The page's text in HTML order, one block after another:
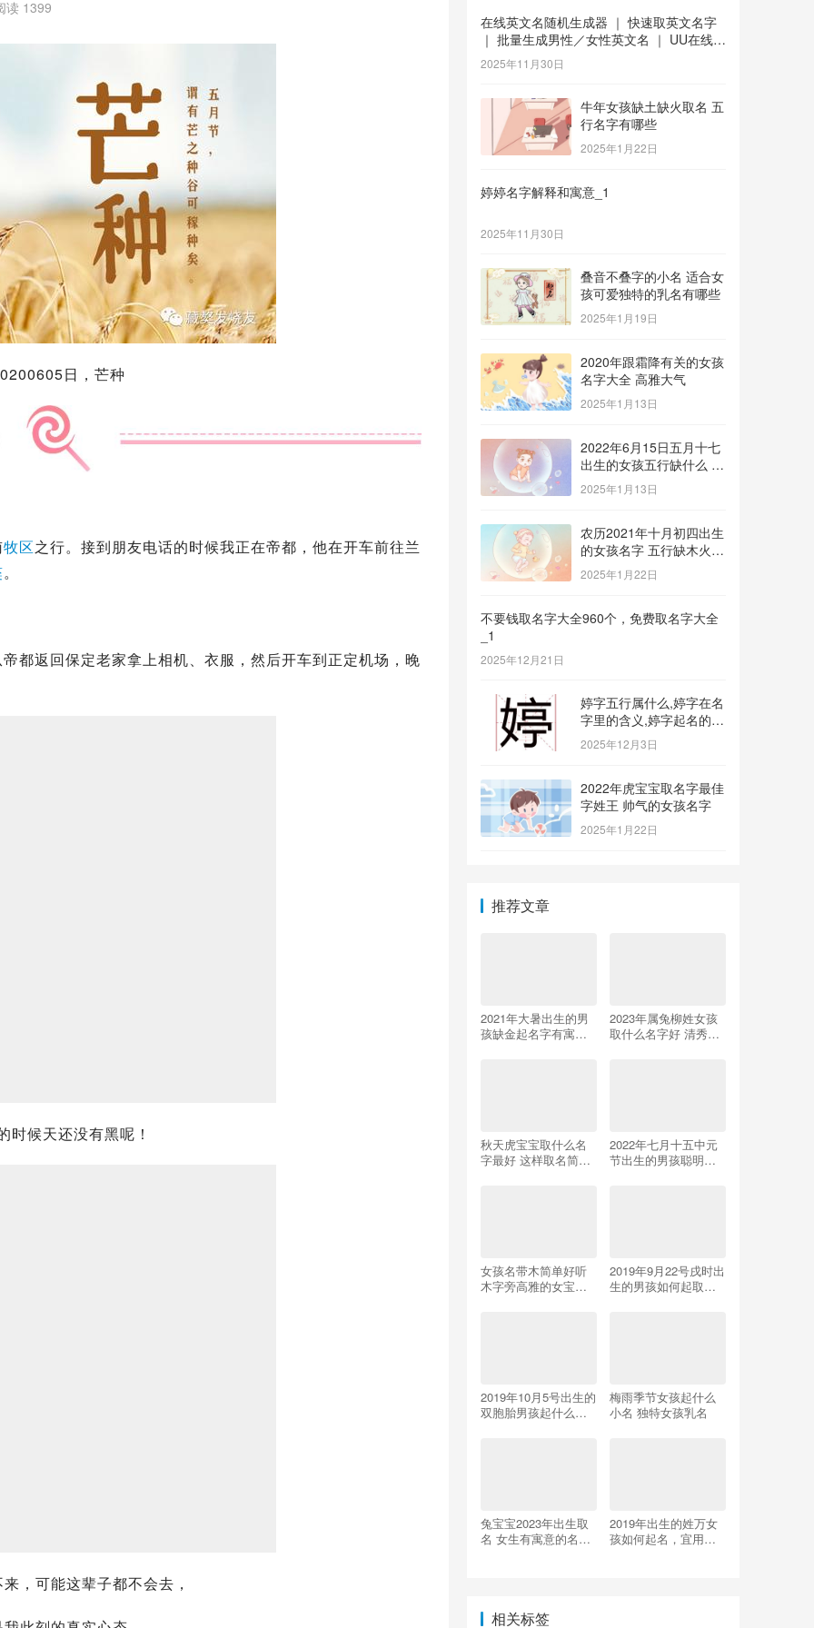
读 1399
日，芒种
牧区之行。接到朋友电话的时候我正在帝都，他在开车前往兰
。
都返回保定老家拿上相机、衣服，然后开车到正定机场 ，晚
滴：
在线英文名随机生成器 ｜ 快速取英文名字
｜ 批量生成男性／女性英文名 ｜ UU在线工
具 _1
2025年11月30日
牛年女孩缺土缺火取名 五
行名字有哪些
2025年1月22日
婷婷名字解释和寓意_1
2025年11月30日
叠音不叠字的小名 适合女
孩可爱独特的乳名有哪些
2025年1月19日
2020年跟霜降有关的女孩
名字大全 高雅大气
2025年1月13日
2022年6月15日五月十七
出生的女孩五行缺什么 补
金的名字推荐
2025年1月13日
农历2021年十月初四出生
的女孩名字 五行缺木火八
字免费取名
2025年1月22日
不要钱取名字大全960个，免费取名字大全
_1
2025年12月21日
婷字五行属什么,婷字在名
字里的含义,婷字起名的寓
意_1
2025年12月3日
2022年虎宝宝取名字最佳
字姓王 帅气的女孩名字
2025年1月22日
推荐文章
2021年大暑出生的男
孩缺金起名字有寓意
2023年属兔柳姓女孩
取什么名字好 清秀高
秋天虎宝宝取什么名
字最好 这样取名简单
2022年七月十五中元
节出生的男孩聪明有
女孩名带木简单好听
木字旁高雅的女宝宝
2019年9月22号戌时出
生的男孩如何起取个
2019年10月5号出生的
双胞胎男孩起什么名
梅雨季节女孩起什么
小名 独特女孩乳名
兔宝宝2023年出生取
名 女生有寓意的名字
2019年出生的姓万女
孩如何起名，宜用什
相关标签